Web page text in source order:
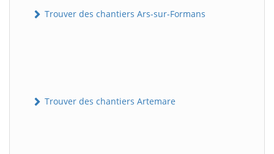
Trouver des chantiers Ars-sur-Formans
Trouver des chantiers Artemare